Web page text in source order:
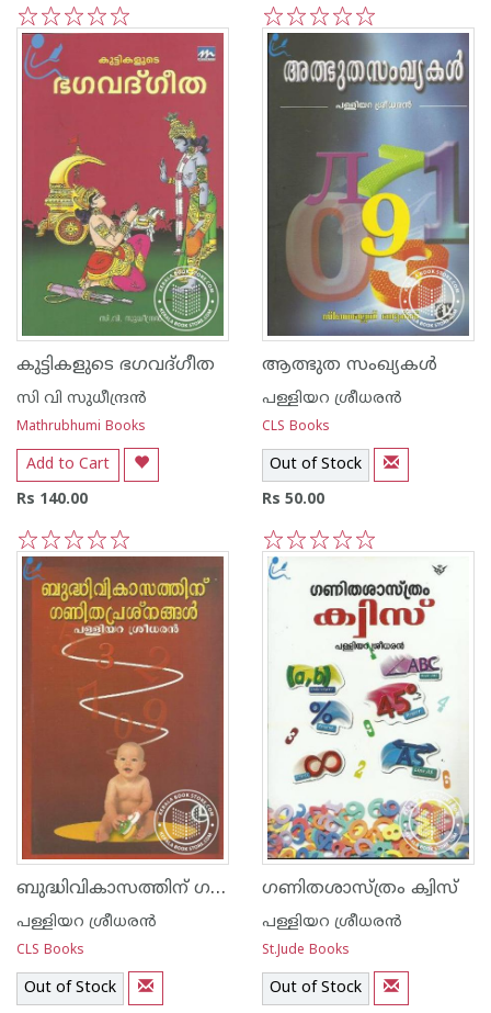
5
4
3
2
1 5
4
3
2
1
കുട്ടികളുടെ ഭഗവദ്ഗീത
സി വി സുധീന്ദ്രന്‍
Mathrubhumi Books
Add to Cart
Rs 140.00
5
4
3
2
1
ആത്ഭുത സംഖ്യകള്‍
പള്ളിയറ ശ്രീധര‌ന്‍
CLS Books
Out of Stock
Rs 50.00
2
1
ബുദ്ധിവികാസത്തിന് ഗണിത പ്രശ്നങ്ങള്‍
പള്ളിയറ ശ്രീധര‌ന്‍
CLS Books
Out of Stock
ഗണിതശാസ്ത്രം ക്വിസ്
പള്ളിയറ ശ്രീധര‌ന്‍
St.Jude Books
Out of Stock